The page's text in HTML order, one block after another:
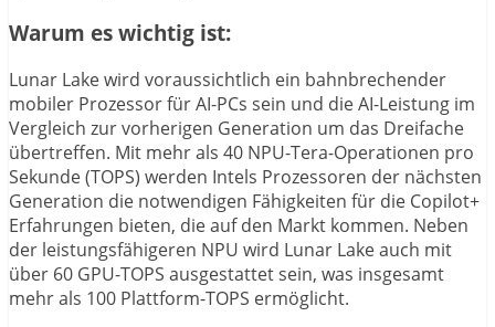
Warum es wichtig ist:
Lunar Lake wird voraussichtlich ein bahnbrechender
mobiler Prozessor für AI-PCs sein und die AI-Leistung im
Vergleich zur vorherigen Generation um das Dreifache
übertreffen. Mit mehr als 40 NPU-Tera-Operationen pro
Sekunde (TOPS) werden Intels Prozessoren der nächsten
Generation die notwendigen Fähigkeiten für die Copilot+
Erfahrungen bieten, die auf den Markt kommen. Neben
der leistungsfähigeren NPU wird Lunar Lake auch mit
über 60 GPU-TOPS ausgestattet sein, was insgesamt
mehr als 100 Plattform-TOPS ermöglicht.